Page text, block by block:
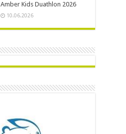
Amber Kids Duathlon 2026
10.06.2026